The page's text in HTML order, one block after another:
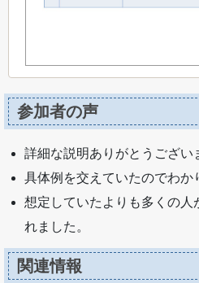
参加者の声
詳細な説明ありがとうござい
具体例を交えていたのでわか
想定していたよりも多くの人
れました。
関連情報